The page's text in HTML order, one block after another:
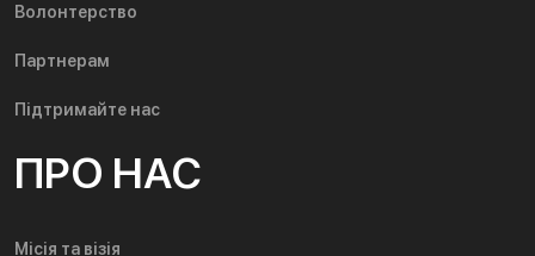
Волонтерство
Партнерам
Підтримайте нас
ПРО НАС
Місія та візія